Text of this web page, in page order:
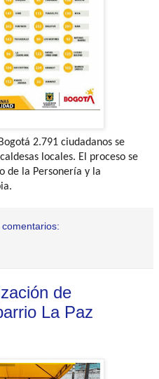
2.791 ciudadanos se
locales. El proceso se
de la Personería y la
comentarios:
de
La Paz